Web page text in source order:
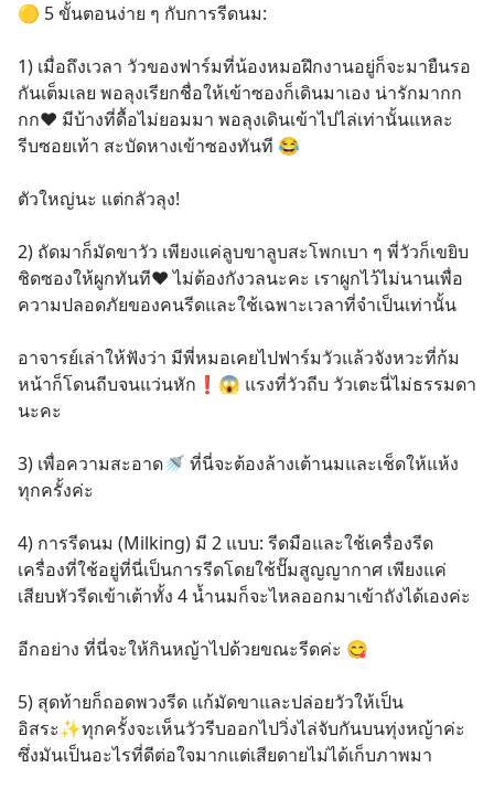
🟡 5 ขั้นตอนง่าย ๆ กับการรีดนม:
1) เมื่อถึงเวลา วัวของฟาร์มที่น้องหมอฝึกงานอยู่ก็จะมายืนรอ
กันเต็มเลย พอลุงเรียกชื่อให้เข้าซองก็เดินมาเอง น่ารักมากก
กก❤️ มีบ้างที่ดื้อไม่ยอมมา พอลุงเดินเข้าไปไล่เท่านั้นแหละ
รีบซอยเท้า สะบัดหางเข้าซองทันที 😂
ตัวใหญ่นะ แต่กลัวลุง!
2) ถัดมาก็มัดขาวัว เพียงแค่ลูบขาลูบสะโพกเบา ๆ พี่วัวก็เขยิบ
ชิดซองให้ผูกทันที❤️ ไม่ต้องกังวลนะคะ เราผูกไว้ไม่นานเพื่อ
ความปลอดภัยของคนรีดและใช้เฉพาะเวลาที่จำเป็นเท่านั้น
อาจารย์เล่าให้ฟังว่า มีพี่หมอเคยไปฟาร์มวัวแล้วจังหวะที่ก้ม
หน้าก็โดนถีบจนแว่นหัก❗️😱 แรงที่วัวถีบ วัวเตะนี่ไม่ธรรมดา
นะคะ
3) เพื่อความสะอาด🚿 ที่นี่จะต้องล้างเต้านมและเช็ดให้แห้ง
ทุกครั้งค่ะ
4) การรีดนม (Milking) มี 2 แบบ: รีดมือและใช้เครื่องรีด
เครื่องที่ใช้อยู่ที่นี่เป็นการรีดโดยใช้ปั๊มสูญญากาศ เพียงแค่
เสียบหัวรีดเข้าเต้าทั้ง 4 น้ำนมก็จะไหลออกมาเข้าถังได้เองค่ะ
อีกอย่าง ที่นี่จะให้กินหญ้าไปด้วยขณะรีดค่ะ 😋
5) สุดท้ายก็ถอดพวงรีด แก้มัดขาและปล่อยวัวให้เป็น
อิสระ✨ทุกครั้งจะเห็นวัวรีบออกไปวิ่งไล่จับกันบนทุ่งหญ้าค่ะ
ซึ่งมันเป็นอะไรที่ดีต่อใจมากแต่เสียดายไม่ได้เก็บภาพมา